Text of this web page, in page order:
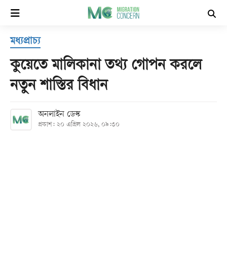
হোম
সর্বশেষ
বিভাগ
মধ্যপ্রাচ্য
কুয়েতে মালিকানা তথ্য গোপন করলে
নতুন শাস্তির বিধান
অনলাইন ডেস্ক
প্রকাশ: ২০ এপ্রিল ২০২৬, ০৯:৩০